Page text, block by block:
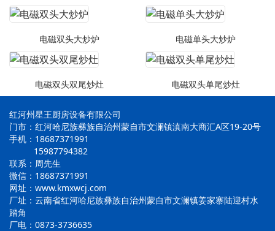
电磁双头大炒炉 电磁单头大炒炉
电磁双头双尾炒灶 电磁双头单尾炒灶
红河州星王厨房设备有限公司
门市：红河哈尼族彝族自治州蒙自市文澜镇滇南大商汇A区19-20号
手机：18687371991
15987794382
联系：周先生
微信：18687371991
网址：www.kmxwcj.com
厂址：云南省红河哈尼族彝族自治州蒙自市文澜镇姜家寨陆迎村水
踏角
厂电：0873-3736635